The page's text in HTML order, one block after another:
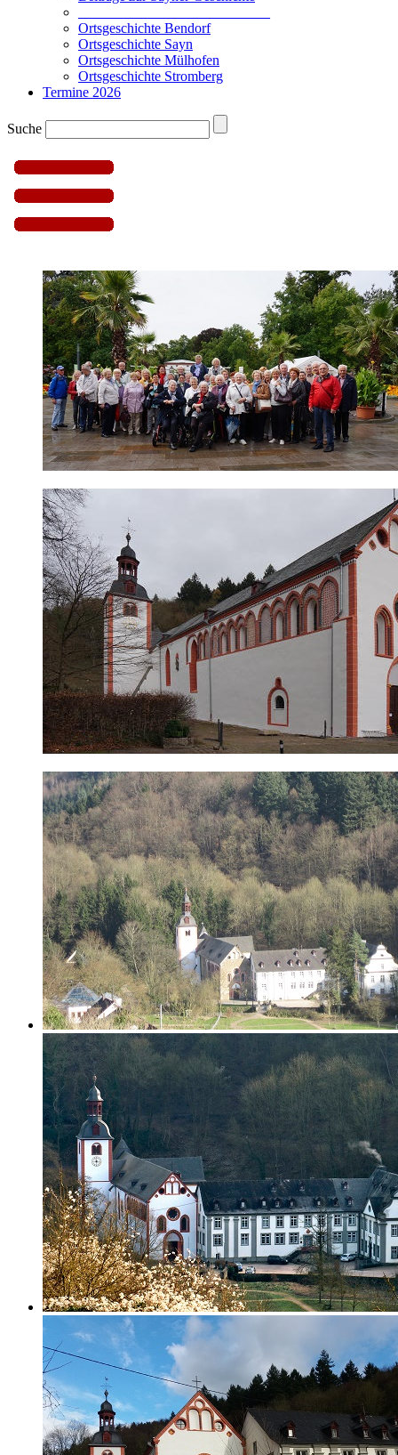
Ortsgeschichte Bendorf
Ortsgeschichte Sayn
Ortsgeschichte Mülhofen
Ortsgeschichte Stromberg
Termine 2026
Suche